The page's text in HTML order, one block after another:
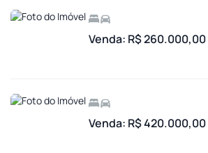
Venda: R$ 260.000,00
Venda: R$ 420.000,00